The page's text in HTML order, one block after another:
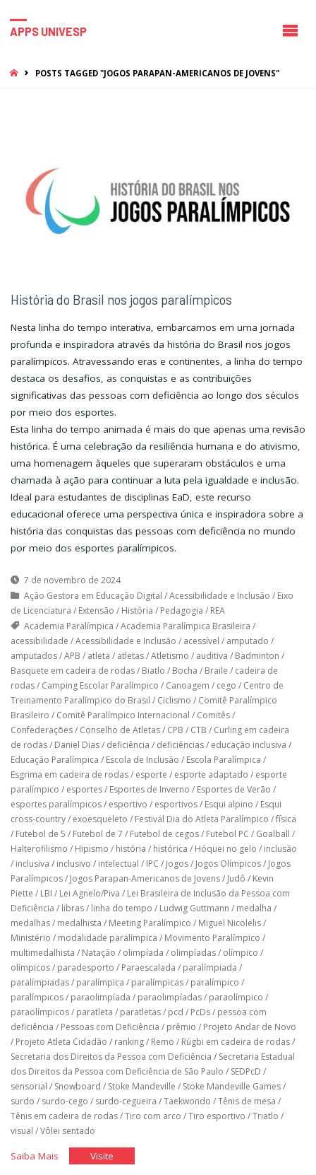
APPS UNIVESP
HOMEPOSTS TAGGED "JOGOS PARAPAN-AMERICANOS DE JOVENS"
História do Brasil nos jogos paralímpicos
Nesta linha do tempo interativa, embarcamos em uma jornada
profunda e inspiradora através da história do Brasil nos jogos
paralímpicos. Atravessando eras e continentes, a linha do tempo
destaca os desafios, as conquistas e as contribuições
significativas das pessoas com deficiência ao longo dos séculos
por meio dos esportes.
Esta linha do tempo animada é mais do que apenas uma revisão
histórica. É uma celebração da resiliência humana e do ativismo,
uma homenagem àqueles que superaram obstáculos e uma
chamada à ação para continuar a luta pela igualdade e inclusão.
Ideal para estudantes de disciplinas EaD, este recurso
educacional oferece uma perspectiva única e inspiradora sobre a
história das conquistas das pessoas com deficiência no mundo
por meio dos esportes paralímpicos.
7 de novembro de 2024
Ação Gestora em Educação Digital /Acessibilidade e Inclusão / Eixo
de Licenciatura / Extensão / História / Pedagogia / REA
Academia Paralímpica /Academia Paralímpica Brasileira /
acessibilidade /Acessibilidade e Inclusão / acessível / amputado /
amputados/APB / atleta / atletas/Atletismo / auditiva / Badminton /
Basquete em cadeira de rodas/ Biatlo / Bocha / Braile / cadeira de
rodas/ Camping Escolar Paralímpico / Canoagem / cego / Centro de
Treinamento Paralímpico do Brasil / Ciclismo / Comitê Paralímpico
Brasileiro / Comitê Paralímpico Internacional / Comitês/
Confederações/ Conselho de Atletas/ CPB / CTB / Curling em cadeira
de rodas/ Daniel Dias/ deficiência / deficiências/ educação inclusiva /
Educação Paralímpica / Escola de Inclusão / Escola Paralímpica /
Esgrima em cadeira de rodas/ esporte / esporte adaptado / esporte
paralímpico / esportes/ Esportes de Inverno / Esportes de Verão /
esportes paralímpicos/ esportivo / esportivos/ Esqui alpino / Esqui
cross-country/ exoesqueleto / Festival Dia do Atleta Paralímpico /física
/ Futebol de 5 / Futebol de 7 / Futebol de cegos/ Futebol PC / Goalball /
Halterofilismo / Hipismo / história / histórica / Hóquei no gelo / inclusão
/ inclusiva / inclusivo / intelectual / IPC / jogos/ Jogos Olímpicos/ Jogos
Paralímpicos/ Jogos Parapan-Americanos de Jovens/ Judô / Kevin
Piette / LBI / Lei Agnelo/Piva / Lei Brasileira de Inclusão da Pessoa com
Deficiência / libras/ linha do tempo / Ludwig Guttmann / medalha /
medalhas/ medalhista / Meeting Paralímpico / Miguel Nicolelis/
Ministério / modalidade paralímpica / Movimento Paralímpico /
multimedalhista / Natação / olimpíada / olimpíadas/ olímpico /
olímpicos/ paradesporto / Paraescalada / paralímpiada /
paralímpiadas/ paralímpica / paralímpicas/ paralímpico /
paralímpicos/ paraolimpíada / paraolimpíadas/ paraolímpico /
paraolímpicos/ paratleta / paratletas/ pcd / PcDs/ pessoa com
deficiência / Pessoas com Deficiência / prêmio / Projeto Andar de Novo
/ Projeto Atleta Cidadão / ranking/ Remo / Rúgbi em cadeira de rodas/
Secretaria dos Direitos da Pessoa com Deficiência / Secretaria Estadual
dos Direitos da Pessoa com Deficiência de São Paulo / SEDPcD /
sensorial / Snowboard / Stoke Mandeville / Stoke Mandeville Games/
surdo / surdo-cego / surdo-cegueira /Taekwondo /Tênis de mesa /
Tênis em cadeira de rodas/Tiro com arco /Tiro esportivo /Triatlo /
visual /Vôlei sentado
Saiba Mais"HistóriaVisite"História